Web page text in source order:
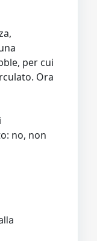
per cui
Ora
no, non